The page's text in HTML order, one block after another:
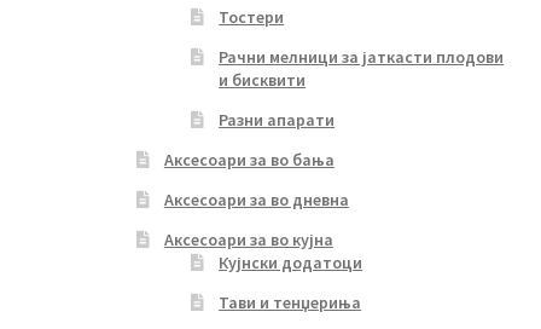
Тостери
Рачни мелници за јаткасти плодови
и бисквити
Разни апарати
Аксесоари за во бања
Аксесоари за во дневна
Аксесоари за во кујна
Кујнски додатоци
Тави и тенџериња